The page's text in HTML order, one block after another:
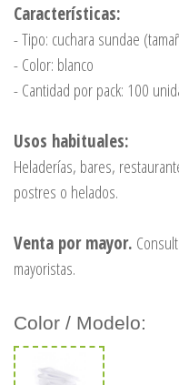
Características:
- Tipo: cuchara sundae
- Color: blanco
- Cantidad por pack: 100
Usos habituales:
Heladerías, bares,
postres o helados.
Venta por mayor.
mayoristas.
Color / Modelo: